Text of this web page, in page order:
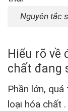
Nguyên tắc
Hiểu rõ về
chất đang
Phần lớn, quá
loại hóa chất